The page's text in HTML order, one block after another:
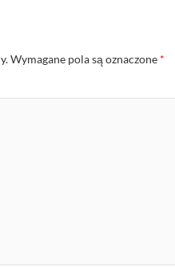
Wymagane pola są oznaczone *